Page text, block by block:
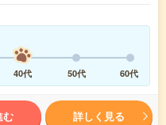
40代 50代 60代
む 詳しく見る